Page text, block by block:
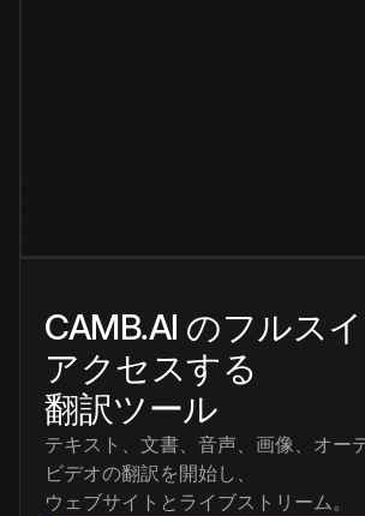
CAMB.AI のフルス
アクセスする
翻訳ツール
テキスト、文書、音声、画像、オー
ビデオの翻訳を開始し、
ウェブサイトとライブストリーム。